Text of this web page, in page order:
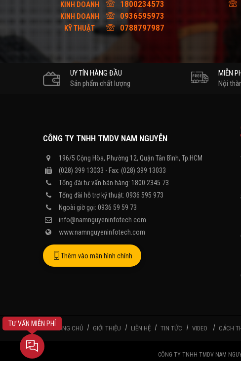
KINH DOANH 1800234573
KINH DOANH 0936595973
KỸ THUẬT 0788797987
UY TÍN HÀNG ĐẦU
Sản phẩm chất lượng
MIỄN
Nội
CÔNG TY TNHH TMDV NAM NGUYỄN
196/5 Cộng Hòa, Phường 12, Quận Tân Bình, Tp.HCM
(028) 399 13033 - Fax: (028) 399 13033
Tổng đài tư vấn bán hàng: 1800 2345 73
Tổng đài hỗ trợ kỹ thuật: 0936 595 973
Ngoài giờ gọi: 0936 59 59 73
info@namnguyeninfotech.com
www.namnguyeninfotech.com
Thêm vào màn hình chính
TRANG CHỦ GIỚI THIỆU LIÊN HỆ TIN TỨC VIDEO CÁCH
CÔNG TY TNHH TMDV NAM
TƯ VẤN MIỄN PHÍ